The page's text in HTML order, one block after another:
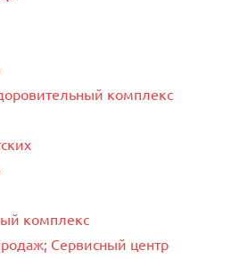
комплекс
комплекс
Сервисный центр